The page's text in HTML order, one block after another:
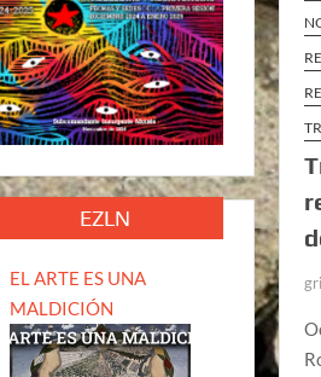
EZLN
EL ARTE ES UNA
MALDICIÓN